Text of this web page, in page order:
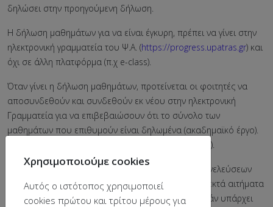
δηλώσει στην προηγούμενη δήλωση.
Η δήλωση μαθημάτων για να είναι έγκυρη, πρέπει να γίνει στην
ηλεκτρονική γραμματεία του Ψ.Α. (https://progress.upatras.gr) και
όχι σε άλλη πλατφόρμα (π.χ e-class).
Όταν γίνει η δήλωση μαθημάτων, προτείνεται οι φοιτητές να
αποσυνδεθούν και συνδεθούν εκ νέου στην ηλεκτρονική
Γραμματεία για να επιβεβαιώσουν ότι το σύνολο των
μαθημάτων που επιθυμούν είναι δηλωμένα (ακαδημαϊκό έργο).
(Συνιστούμε να κρατήσετε screenshot της δήλωσης).
Κατόπιν επανειλημμένων σχετικών αποφάσεων Συνελεύσεων
του Τμήματος, επισημαίνεται ότι δεν θα γίνονται δεκτά αιτήματα
εκπρόθεσμων δηλώσεων μαθημάτων παρά μόνο εάν υπάρχει
Χρησιμοποιούμε cookies
Αυτός ο ιστότοπος χρησιμοποιεί
cookies πρώτου και τρίτου μέρους για